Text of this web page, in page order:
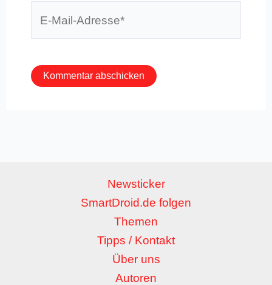
Newsticker
SmartDroid.de folgen
Themen
Tipps / Kontakt
Über uns
Autoren